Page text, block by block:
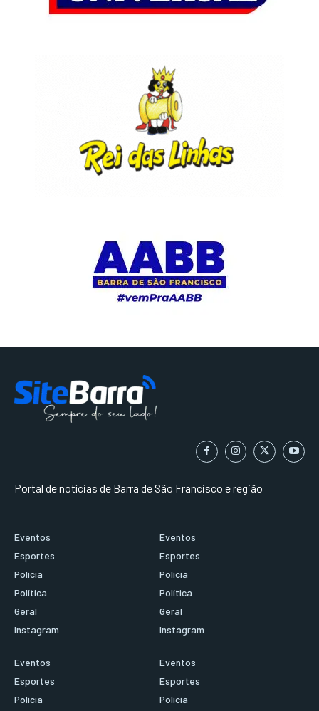
Portal de notícias de Barra de São Francisco e região
Eventos
Esportes
Polícia
Política
Geral
Instagram
Eventos
Esportes
Polícia
Política
Geral
Instagram
Eventos
Esportes
Polícia
Eventos
Esportes
Polícia